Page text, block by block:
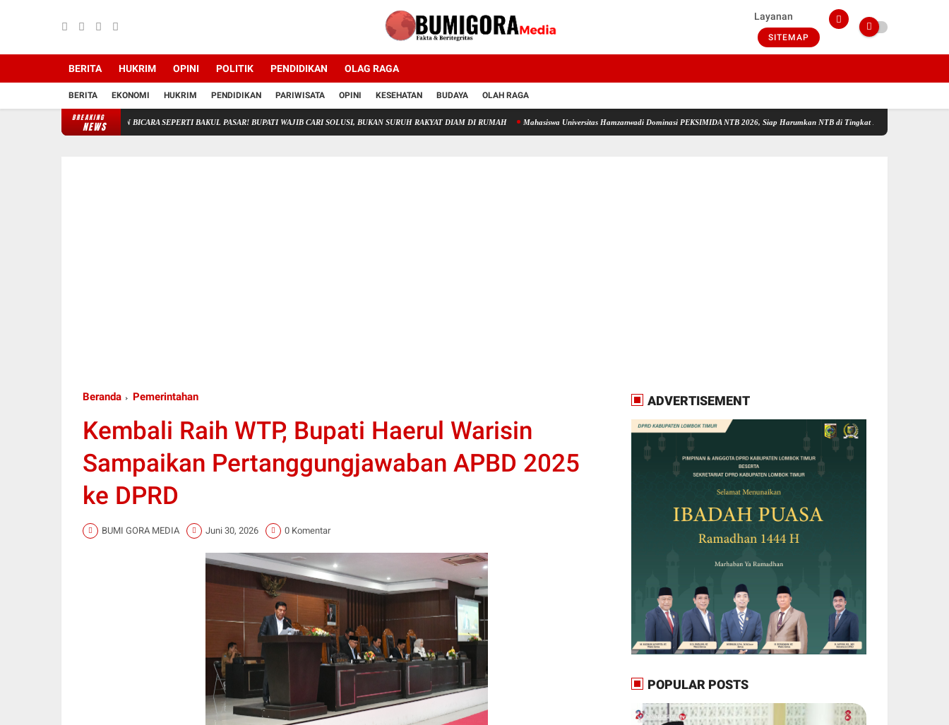
Layanan
SITEMAP
BERITA HUKRIM OPINI POLITIK PENDIDIKAN OLAG RAGA
BERITA EKONOMI HUKRIM PENDIDIKAN PARIWISATA OPINI KESEHATAN BUDAYA OLAH RAGA
BREAKING
NEWS
MUHYI: JANGAN BICARA SEPERTI BAKUL PASAR! BUPATI WAJIB CARI SOLUSI, BUKAN SURUH RAKYAT DIAM DI RUMAH Mahasiswa Universitas Hamzanwadi Dominasi PEKSIMIDA NTB 2026, Siap Harumkan NTB di Tingkat Nasional
Beranda Pemerintahan
Kembali Raih WTP, Bupati Haerul Warisin
Sampaikan Pertanggungjawaban APBD 2025
ke DPRD
BUMI GORA MEDIA Juni 30, 2026 0 Komentar
ADVERTISEMENT
POPULAR POSTS